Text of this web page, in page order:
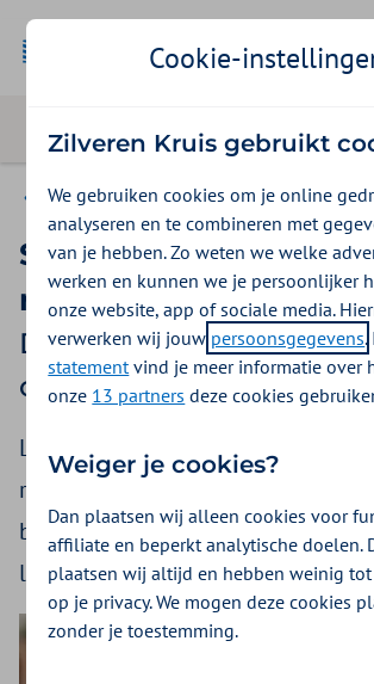
Goede voorbeelden
Slimme inzet van
remmers bij
Doelmatige inzet add-
ongeneesmiddelen
Later starten en korter
remmers bij vrouwen met
borstkanker zorgt voor minder
lagere kosten.
Cookie-
Zilveren Kruis gebruikt
We gebruiken cookies om je online
analyseren en te combineren met
van je hebben. Zo weten we welke
werken en kunnen we je persoonlijker
onze website, app of sociale media.
verwerken wij jouw persoonsgegevens
statementvind je meer informatie over
onze 13 partners deze cookies
Weiger je cookies?
Dan plaatsen wij alleen cookies voor
affiliate en beperkt analytische doelen.
plaatsen wij altijd en hebben weinig
op je privacy. We mogen deze cookies
zonder je toestemming.